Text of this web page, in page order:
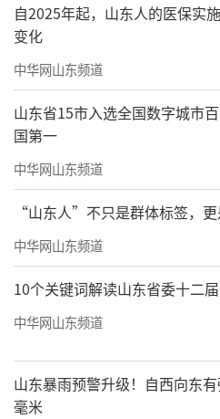
自2025年起，山东人的医保实
变化
中华网山东频道
山东省15市入选全国数字城市
国第一
中华网山东频道
“山东人”不只是群体标签，
中华网山东频道
10个关键词解读山东省委十二
中华网山东频道
山东暴雨预警升级！自西向东
毫米